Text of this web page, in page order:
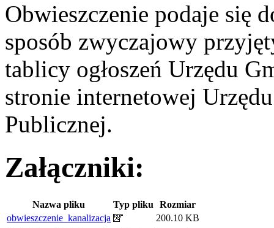
Obwieszczenie podaje się
sposób zwyczajowy
tablicy ogłoszeń Urzędu
stronie internetowej
Publicznej.
Załączniki:
Nazwa pliku Typ pliku
Rozmiar
obwieszczenie_kanalizacja
200.10 KB